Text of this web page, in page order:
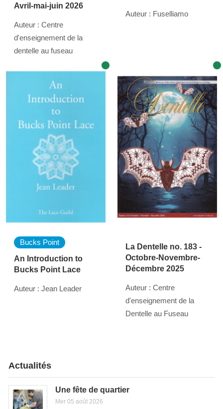
Avril-mai-juin 2026
Auteur : Centre
d'enseignement de la
dentelle au fuseau
Auteur : Fuselliamo
Bucks Point
An Introduction to
Bucks Point Lace
Auteur : Jean Leader
La Dentelle no. 183 -
Octobre-Novembre-
Décembre 2025
Auteur : Centre
d'enseignement de la
Dentelle au Fuseau
Actualités
Une fête de quartier
Mer 05 août 2026